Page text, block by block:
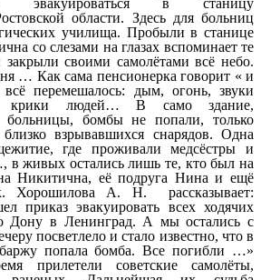
области. Здесь для больниц
училища. Пробыли в станице
со слезами на глазах вспоминает те
своими самолётами всё небо.
… Как сама пенсионерка говорит « и
перемешалось: дым, огонь, звуки
крики людей… В само здание,
больницы, бомбы не попали, только
взрывавшихся снарядов. Одна
где проживали медсёстры и
в живых остались лишь те, кто был на
Никитична, её подруга Нина и ещё
Хорошилова А. Н. рассказывает:
приказ эвакуировать всех ходячих
Дону в Ленинград. А мы остались с
посветлело и стало известно, что в
попала бомба. Все погибли …»
прилетели советские самолёты,